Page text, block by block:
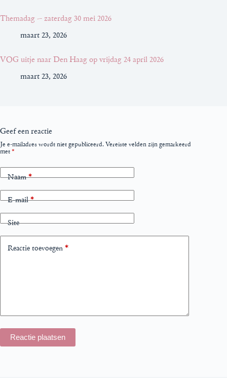
Themadag – zaterdag 30 mei 2026
maart 23, 2026
VOG uitje naar Den Haag op vrijdag 24 april 2026
maart 23, 2026
Geef een reactie
Je e-mailadres wordt niet gepubliceerd. Vereiste velden zijn gemarkeerd
met *
Naam*
E-mail*
Site
Reactie toevoegen *
Reactie plaatsen